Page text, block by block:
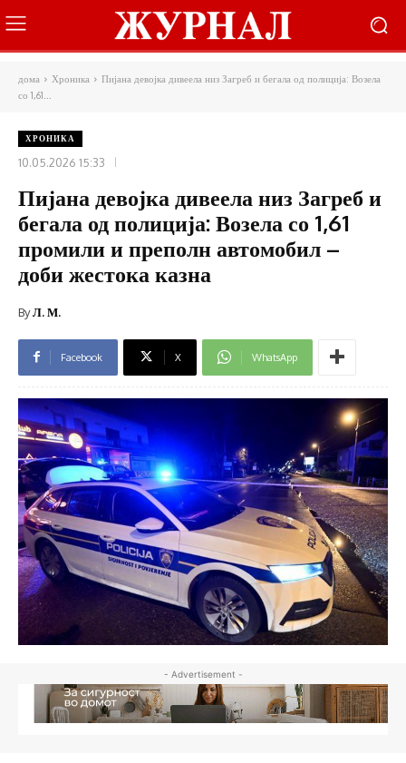
дома Хроника
Пијана девојка дивеела низ Загреб и бегала од полиција: Возела
со 1,61...
ХРОНИКА
10.05.2026 15:33
Пијана девојка дивеела низ Загреб и
бегала од полиција: Возела со 1,61
промили и преполн автомобил –
доби жестока казна
ByЛ. М.
Facebook X WhatsApp
- Advertisement -